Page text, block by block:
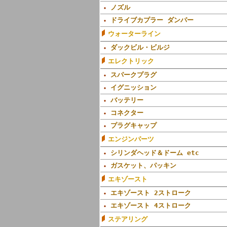
ノズル
ドライブカプラー ダンパー
ウォーターライン
ダックビル・ビルジ
エレクトリック
スパークプラグ
イグニッション
バッテリー
コネクター
プラグキャップ
エンジンパーツ
シリンダヘッド＆ドーム etc
ガスケット、パッキン
エキゾースト
エキゾースト 2ストローク
エキゾースト 4ストローク
ステアリング